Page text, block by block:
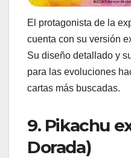
El protagonista de la
cuenta con su versión
Su diseño detallado y
para las evoluciones
cartas más buscadas.
9. Pikachu
Dorada)